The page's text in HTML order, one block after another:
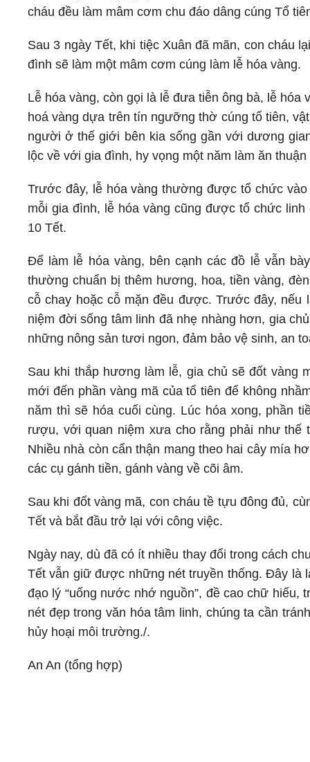
cháu đều làm mâm cơm chu đáo dâng cúng Tổ
Sau 3 ngày Tết, khi tiệc Xuân đã mãn, con cháu
đình sẽ làm một mâm cơm cúng làm lễ hóa vàng.
Lễ hóa vàng, còn gọi là lễ đưa tiễn ông bà, lễ
hoá vàng dựa trên tín ngưỡng thờ cúng tổ tiên,
người ở thế giới bên kia sống gần với dương
lộc về với gia đình, hy vọng một năm làm ăn
Trước đây, lễ hóa vàng thường được tổ chức
mỗi gia đình, lễ hóa vàng cũng được tổ chức
10 Tết.
Để làm lễ hóa vàng, bên cạnh các đồ lễ vẫn
thường chuẩn bị thêm hương, hoa, tiền vàng,
cỗ chay hoặc cỗ mặn đều được. Trước đây, nếu
niệm đời sống tâm linh đã nhẹ nhàng hơn, gia
những nông sản tươi ngon, đảm bảo vệ sinh, an
Sau khi thắp hương làm lễ, gia chủ sẽ đốt vàng
mới đến phần vàng mã của tổ tiên để không
năm thì sẽ hóa cuối cùng. Lúc hóa xong, phần
rượu, với quan niệm xưa cho rằng phải như
Nhiều nhà còn cẩn thận mang theo hai cây mía
các cụ gánh tiền, gánh vàng về cõi âm.
Sau khi đốt vàng mã, con cháu tề tựu đông đủ,
Tết và bắt đầu trở lại với công việc.
Ngày nay, dù đã có ít nhiều thay đổi trong cách
Tết vẫn giữ được những nét truyền thống. Đây là
đạo lý “uống nước nhớ nguồn”, đề cao chữ hiếu,
nét đẹp trong văn hóa tâm linh, chúng ta cần
hủy hoại môi trường./.
An An (tổng hợp)